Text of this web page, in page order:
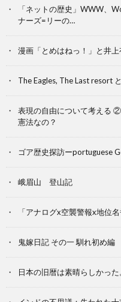
「ネットの歴史」WWW、
ナーズ=リーの…
漫画「とめはねっ！」と井上
The Eagles, The Last resort
表現の自由について考える
憲法なの？
ゴア歴史探訪ーportuguese
峨眉山 登山記
「アナログx空襲警報x地位名
鬼嫁日記 その一 馴れ初め編
日本の旧暦は素晴らしかった